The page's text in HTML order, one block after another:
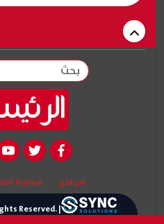
بحث
facebook
من نحن سياسة
Reserved. |